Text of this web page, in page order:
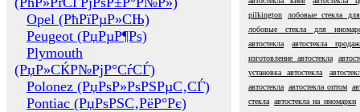
Opel (РћРїРµР»СЊ)
Peugeot (РџРµР¶Рѕ)
Plymouth
(РџР»СЌР№РјР°СѓСЃ)
Polonez (РџРѕР»РѕРЅРµС‚СЃ)
Pontiac (РџРѕРЅС‚РёР°Рє)
pilkington
лобовые стекла
лобовые стекла для
автостекла
автостекла
изготовление автостекла
установка автостекла
автостекла автостекла оптом
стекла автостекла на иномарки